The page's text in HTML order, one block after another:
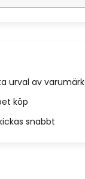
urval av
köp
snabbt